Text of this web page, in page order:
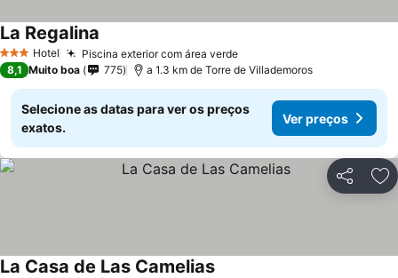
3 EstrelasHotel Piscina exterior com área verde
La Regalina
8,1 Muito boa 775 a 1.3 km de Torre de Villademoros
Selecione as datas para ver os preços
exatos.
Ver preços
Partilhar
La Casa de Las Camelias